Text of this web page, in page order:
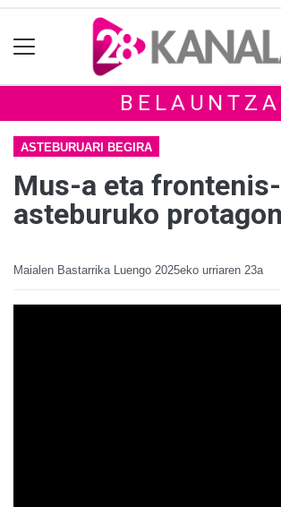
BELAUNTZA
ASTEBURUARI BEGIRA
Mus-a eta
asteburuko
Maialen Bastarrika Luengo 2025eko urriaren 23a